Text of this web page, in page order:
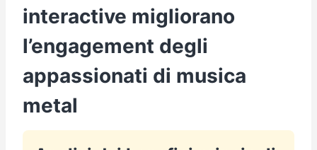
interactive migliorano
l’engagement degli
appassionati di musica
metal